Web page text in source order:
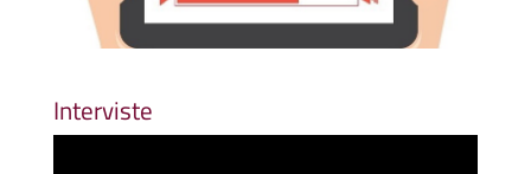
Interviste